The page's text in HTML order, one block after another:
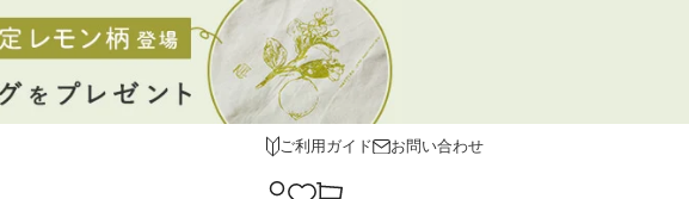
ご利用ガイド お問い合わせ